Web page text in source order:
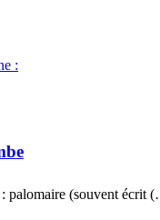
:
: palomaire (souvent écrit